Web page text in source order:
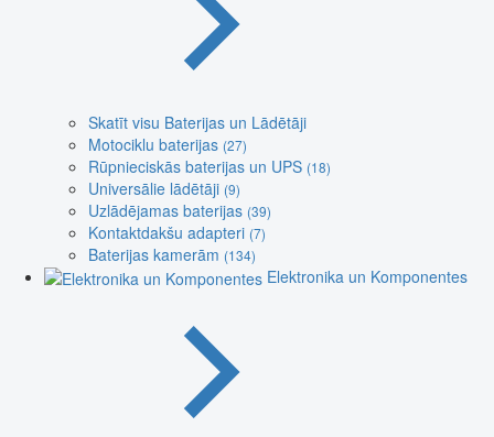
Skatīt visu Baterijas un Lādētāji
Motociklu baterijas (27)
Rūpnieciskās baterijas un UPS (18)
Universālie lādētāji (9)
Uzlādējamas baterijas (39)
Kontaktdakšu adapteri (7)
Baterijas kamerām (134)
Elektronika un Komponentes